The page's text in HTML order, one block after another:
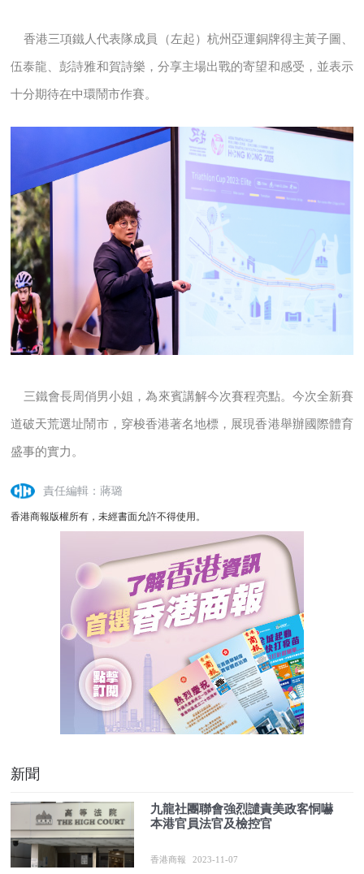
香港三項鐵人代表隊成員（左起）杭州亞運銅牌得主黃子圖、
伍泰龍、彭詩雅和賀詩樂，分享主場出戰的寄望和感受，並表示
十分期待在中環鬧市作賽。
三鐵會長周俏男小姐，為來賓講解今次賽程亮點。今次全新賽
道破天荒選址鬧市，穿梭香港著名地標，展現香港舉辦國際體育
盛事的實力。
責任編輯：蔣璐
香港商報版權所有，未經書面允許不得使用。
新聞
九龍社團聯會強烈譴責美政客恫嚇
本港官員法官及檢控官
香港商報 2023-11-07